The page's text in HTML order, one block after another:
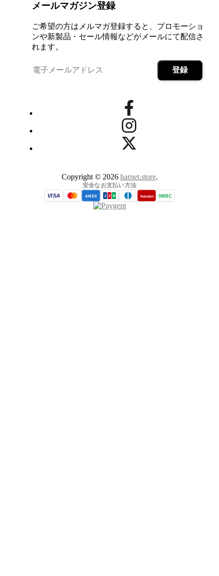
メールマガジン登録
ご希望の方はメルマガ登録すると、プロモーショ
ンや新製品・セール情報などがメールにて配信さ
れます。
Copyright © 2026 harnet.store.
安全なお支払い方法
VISA AMEX J C B Rakuten SMBC